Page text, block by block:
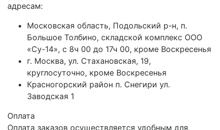
адресам:
Московская область, Подольский р-н, п.
Большое Толбино, складской комплекс ООО
«Су-14», с 8ч 00 до 17ч 00, кроме Воскресенья
г. Москва, ул. Стахановская, 19,
круглосуточно, кроме Воскресенья
Красногорский район п. Снегири ул.
Заводская 1
Оплата
Оплата заказов осуществляется удобным для